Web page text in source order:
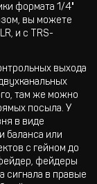
формата 1/4"
вы можете
и с TRS-
выхода
там же можно
посыла. У
в виде
баланса или
с гейном до
фейдеры
сигнала в правые